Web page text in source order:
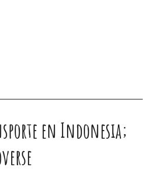
detallado explicando cómo nos movimos
de cada isla en particular:
Transporte en Indonesia